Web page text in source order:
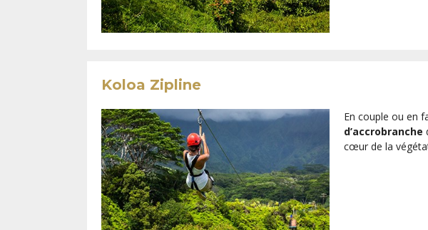
Koloa Zipline
En couple ou en
d’accrobranche
cœur de la